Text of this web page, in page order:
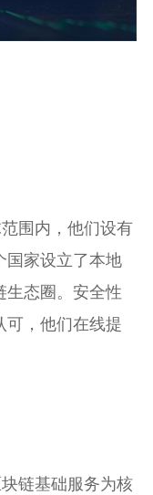
围内，他们设有
国家设立了本地
态圈。安全性
，他们在线提
链基础服务为核